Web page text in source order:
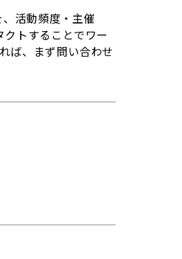
活動頻度・主催
トすることでワー
ば、まず問い合わせ